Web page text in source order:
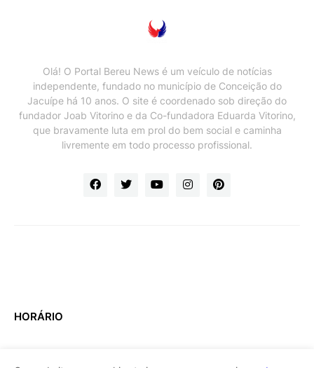
Olá! O Portal Bereu News é um veículo de notícias
independente, fundado no município de Conceição do
Jacuípe há 10 anos. O site é coordenado sob direção do
fundador Joab Vitorino e da Co-fundadora Eduarda Vitorino,
que bravamente luta em prol do bem social e caminha
livremente em todo processo profissional.
HORÁRIO